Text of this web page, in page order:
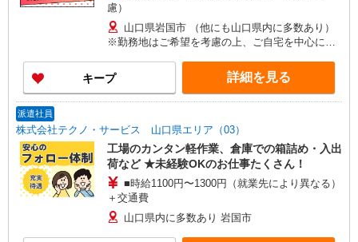
慮）
山口県岩国市 （他にも山口県内に多数あり）
※勤務地はご希望を考慮の上、ご自宅を中心に通
し）
キープ 詳細を見る
派遣社員
株式会社テクノ・サービス 山口県エリア（03）
工場のカンタン軽作業、倉庫での箱詰め・入出
荷など ★未経験OKのお仕事たくさん！
■時給1100円〜1300円（就業先により異なる）
＋交通費
山口県内に多数あり 岩国市